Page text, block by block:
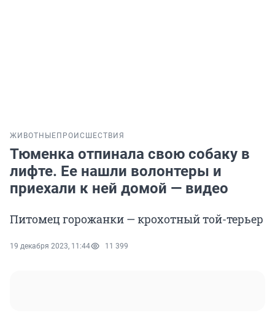
ЖИВОТНЫЕ ПРОИСШЕСТВИЯ
Тюменка отпинала свою собаку в
лифте. Ее нашли волонтеры и
приехали к ней домой — видео
Питомец горожанки — крохотный той-терьер
19 декабря 2023, 11:44 11 399